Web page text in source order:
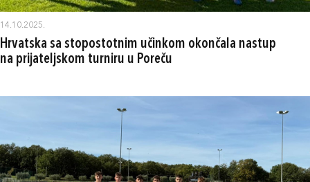
14.10.2025.
Hrvatska sa stopostotnim učinkom okončala nastup
na prijateljskom turniru u Poreču